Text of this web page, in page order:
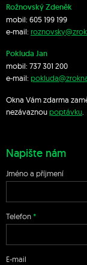
Rožnovský Zdeněk
mobil: 605 199 199
e-mail:
Pokluda Jan
mobil: 737 301 200
e-mail:
Okna Vám zdarma
nezávaznoupoptávku
Napište nám
Jméno a příjmení
Telefon
E-mail